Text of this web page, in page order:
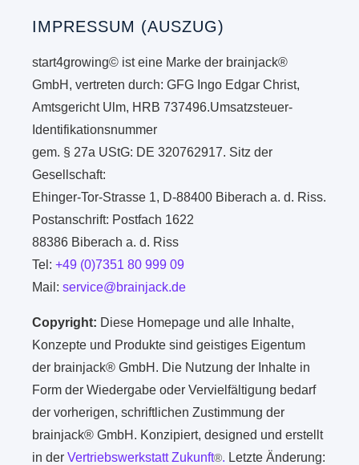
IMPRESSUM (AUSZUG)
start4growing© ist eine Marke der brainjack®
GmbH, vertreten durch: GFG Ingo Edgar Christ,
Amtsgericht Ulm, HRB 737496.Umsatzsteuer-
Identifikationsnummer
gem. § 27a UStG: DE 320762917. Sitz der
Gesellschaft:
Ehinger-Tor-Strasse 1, D-88400 Biberach a. d. Riss.
Postanschrift: Postfach 1622
88386 Biberach a. d. Riss
Tel:+49 (0)7351 80 999 09
Mail:service@brainjack.de
Copyright: Diese Homepage und alle Inhalte,
Konzepte und Produkte sind geistiges Eigentum
der brainjack® GmbH. Die Nutzung der Inhalte in
Form der Wiedergabe oder Vervielfältigung bedarf
der vorherigen, schriftlichen Zustimmung der
brainjack® GmbH. Konzipiert, designed und erstellt
in derVertriebswerkstatt Zukunft®. Letzte Änderung: